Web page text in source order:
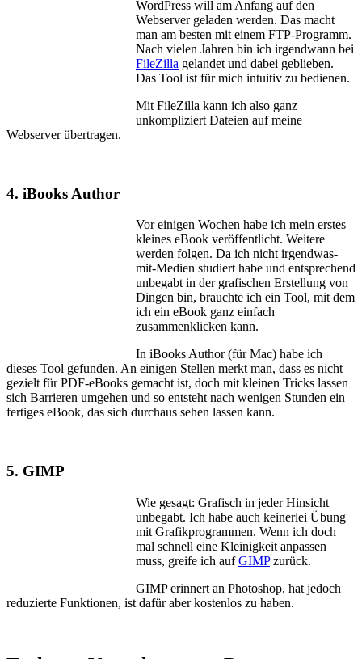
WordPress will am Anfang auf den
Webserver geladen werden. Das macht
man am besten mit einem FTP-Programm.
Nach vielen Jahren bin ich irgendwann bei
FileZilla gelandet und dabei geblieben.
Das Tool ist für mich intuitiv zu bedienen.
Mit FileZilla kann ich also ganz
unkompliziert Dateien auf meine
Webserver übertragen.
4. iBooks Author
Vor einigen Wochen habe ich mein erstes
kleines eBook veröffentlicht. Weitere
werden folgen. Da ich nicht irgendwas-
mit-Medien studiert habe und entsprechend
unbegabt in der grafischen Erstellung von
Dingen bin, brauchte ich ein Tool, mit dem
ich ein eBook ganz einfach
zusammenklicken kann.
In iBooks Author (für Mac) habe ich
dieses Tool gefunden. An einigen Stellen merkt man, dass es nicht
gezielt für PDF-eBooks gemacht ist, doch mit kleinen Tricks lassen
sich Barrieren umgehen und so entsteht nach wenigen Stunden ein
fertiges eBook, das sich durchaus sehen lassen kann.
5. GIMP
Wie gesagt: Grafisch in jeder Hinsicht
unbegabt. Ich habe auch keinerlei Übung
mit Grafikprogrammen. Wenn ich doch
mal schnell eine Kleinigkeit anpassen
muss, greife ich aufGIMPzurück.
GIMP erinnert an Photoshop, hat jedoch
reduzierte Funktionen, ist dafür aber kostenlos zu haben.